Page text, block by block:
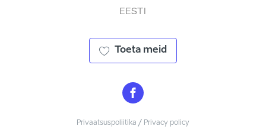
EESTI
Toeta meid
Privaatsuspoliitika / Privacy policy